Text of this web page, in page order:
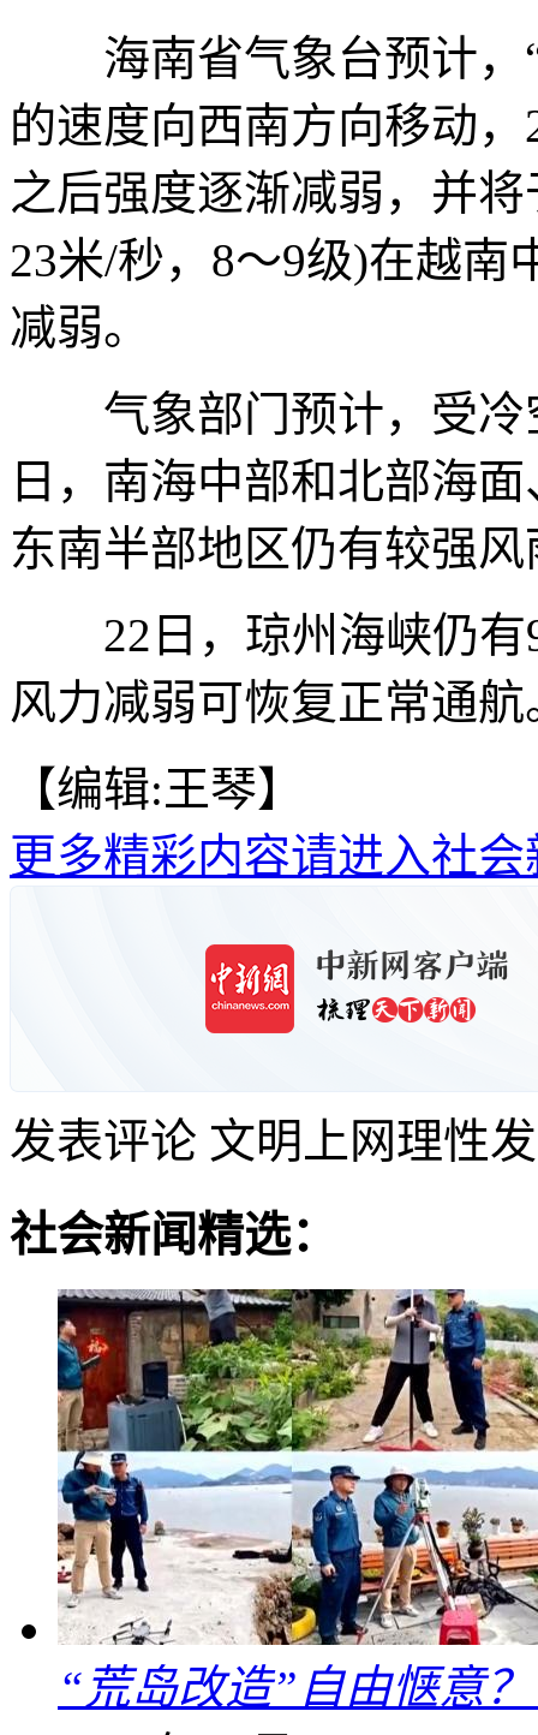
海南省气象台预计，“
的速度向西南方向移动
之后强度逐渐减弱，并
23米/秒，8～9级)在越南
减弱。
气象部门预计，受冷
日，南海中部和北部海
东南半部地区仍有较强
22日，琼州海峡仍有9
风力减弱可恢复正常通航
【编辑:王琴】
更多精彩内容请进入社会
发表评论 文明上网理性
社会新闻精选：
“荒岛改造”自由惬意